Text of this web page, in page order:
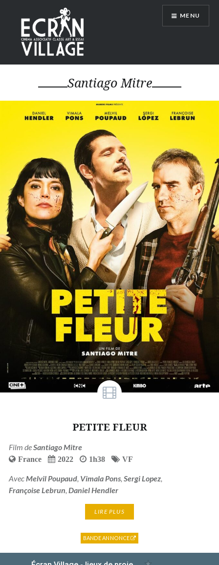
contenu
principal
ÉCRAN VILLAGE
MENU
Santiago Mitre
PETITE FLEUR
Film de Santiago Mitre
France 2022 1h38 VF
Avec Melvil Poupaud, Vimala Pons, Sergi Lopez,
Françoise Lebrun Daniel Hendler
LIRE PLUS
BANDE ANNONCE